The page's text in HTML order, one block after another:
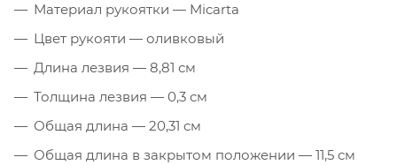
Материал рукоятки — Micarta
Цвет рукояти — оливковый
Длина лезвия — 8,81 см
Толщина лезвия — 0,3 см
Общая длина — 20,31 см
Общая длина в закрытом положении — 11,5 см